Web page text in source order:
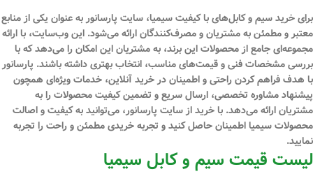
برای خرید سیم و کابل‌های با کیفیت سیمیا، سایت پارسانور به عنوان یکی از منابع
معتبر و مطمئن به مشتریان و مصرف‌کنندگان ارائه می‌شود. این وب‌سایت، با ارائه
مجموعه‌ای جامع از محصولات این برند، به مشتریان این امکان را می‌دهد که با
بررسی مشخصات فنی و قیمت‌های مناسب، انتخاب بهتری داشته باشند. پارسانور
با هدف فراهم کردن راحتی و اطمینان در خرید آنلاین، خدمات ویژه‌ای همچون
پیشنهاد مشاوره تخصصی، ارسال سریع و تضمین کیفیت محصولات را به
مشتریان ارائه می‌دهد. با خرید از سایت پارسانور، می‌توانید به کیفیت و اصالت
محصولات سیمیا اطمینان حاصل کنید و تجربه خریدی مطمئن و راحت را تجربه
نمایید.
لیست قیمت سیم و کابل سیمیا